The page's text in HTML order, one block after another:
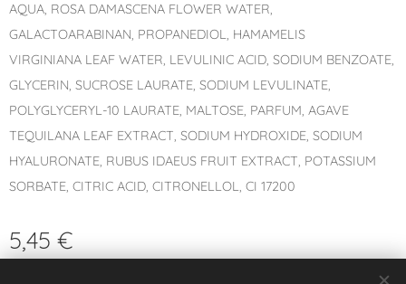
AQUA, ROSA DAMASCENA FLOWER WATER,
GALACTOARABINAN, PROPANEDIOL, HAMAMELIS
VIRGINIANA LEAF WATER, LEVULINIC ACID, SODIUM BENZOATE,
GLYCERIN, SUCROSE LAURATE, SODIUM LEVULINATE,
POLYGLYCERYL-10 LAURATE, MALTOSE, PARFUM, AGAVE
TEQUILANA LEAF EXTRACT, SODIUM HYDROXIDE, SODIUM
HYALURONATE, RUBUS IDAEUS FRUIT EXTRACT, POTASSIUM
SORBATE, CITRIC ACID, CITRONELLOL, CI 17200
5,45 €